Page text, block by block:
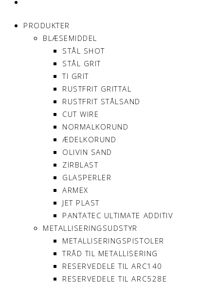
PRODUKTER
BLÆSEMIDDEL
STÅL SHOT
STÅL GRIT
TI GRIT
RUSTFRIT GRITTAL
RUSTFRIT STÅLSAND
CUT WIRE
NORMALKORUND
ÆDELKORUND
OLIVIN SAND
ZIRBLAST
GLASPERLER
ARMEX
JET PLAST
PANTATEC ULTIMATE ADDITIV
METALLISERINGSUDSTYR
METALLISERINGSPISTOLER
TRÅD TIL METALLISERING
RESERVEDELE TIL ARC140
RESERVEDELE TIL ARC528E